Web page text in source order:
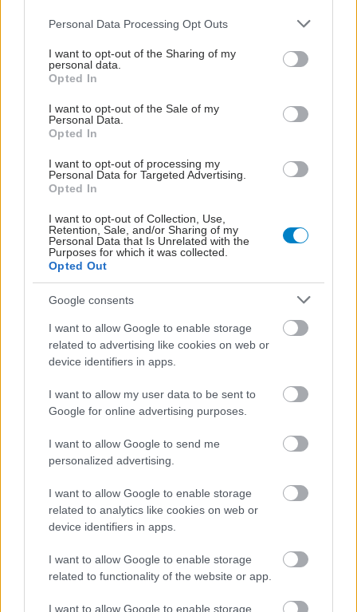
Please note that this website/app uses one or more Google
not limited to your visit or usage behaviour. You may click to
grant or deny consent to Google and its third-party tags to
use your data for below specified purposes in below Google
consent section.
Personal Data Processing Opt Outs
I want to opt-out of the Sharing of my
personal data.
Opted In
I want to opt-out of the Sale of my
Personal Data.
Opted In
I want to opt-out of processing my
Personal Data for Targeted Advertising.
Opted In
I want to opt-out of Collection, Use,
Retention, Sale, and/or Sharing of my
Personal Data that Is Unrelated with the
Purposes for which it was collected.
Opted Out
Google consents
I want to allow Google to enable storage
related to advertising like cookies on web or
device identifiers in apps.
I want to allow my user data to be sent to
Google for online advertising purposes.
I want to allow Google to send me
personalized advertising.
I want to allow Google to enable storage
related to analytics like cookies on web or
device identifiers in apps.
I want to allow Google to enable storage
related to functionality of the website or app.
I want to allow Google to enable storage
με Αλτσχάιμερ
Χαμηλή πίεση και
Ήπια γνωστική
Alzheimer: Διαθέσιμη
και στην Ελλάδα η
πρώτη εξέταση αίματος
που μπορεί να συμβάλει
στον αποκλεισμό της
ΔΕΙΤΕ ΕΠΙΣΗΣ